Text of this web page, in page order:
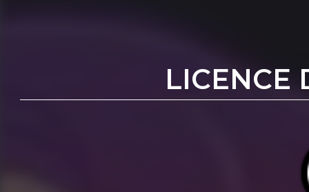
LICENCE